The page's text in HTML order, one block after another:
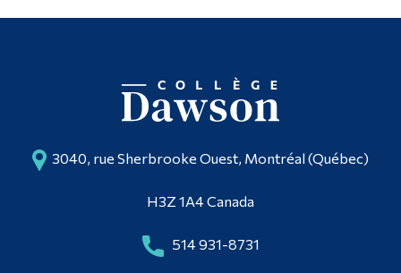
3040, rue Sherbrooke Ouest, Montréal (Québec)
H3Z 1A4 Canada
514 931-8731